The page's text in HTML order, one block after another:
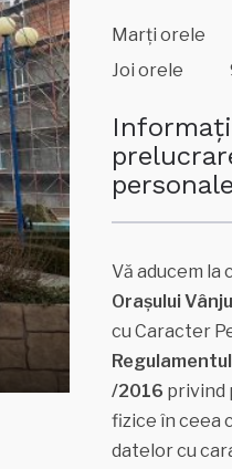
Marți orele
Joi orele
personale
Vă aducem la
Oraşului
cu Caracter
/2016 privind
fizice în ceea
datelor cu